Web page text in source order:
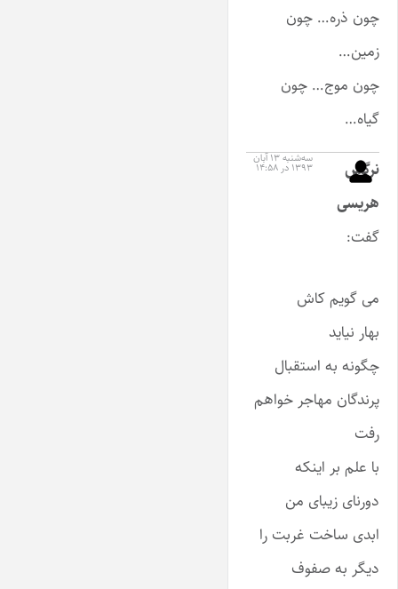
چون ذره… چون
زمین…
چون موج… چون
گیاه…
نرگس
هریسی
گفت:
سه‌شنبه ۱۳ آبان
۱۳۹۳ در ۱۴:۵۸
می گویم کاش
بهار نیاید
چگونه به استقبال
پرندگان مهاجر خواهم
رفت
با علم بر اینکه
دورنای زیبای من
ابدی ساخت غربت را
دیگر به صفوف